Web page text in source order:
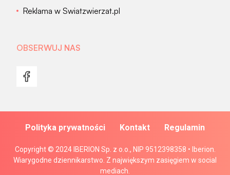
Reklama w Swiatzwierzat.pl
OBSERWUJ NAS
Copyright © 2024 IBERION Sp. z o.o., NIP 9512398358 • Iberion.
Wiarygodne dziennikarstwo. Z największym zasięgiem w social
mediach.
Polityka prywatności Kontakt Regulamin